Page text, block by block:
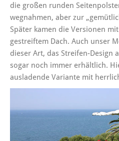
die großen runden
wegnahmen, aber zur
Später kamen die Versionen
gestreiftem Dach. Auch unser
dieser Art, das Streifen-Design
sogar noch immer erhältlich.
ausladende Variante mit